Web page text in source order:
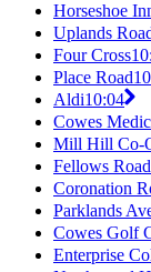
Horseshoe
Uplands
Four Cross
Place Road
Aldi10:04
Cowes
Mill Hill Co-
Fellows Road
Coronation
Parklands
Cowes Golf
Enterprise